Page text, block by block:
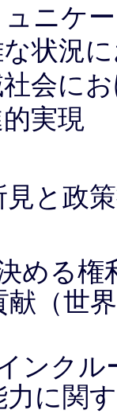
ュニケ
な状況
会に
実現
と政
める権
献（世
ンク
力に関